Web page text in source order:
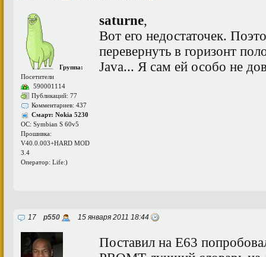
Группа:
Посетители
590001114
Публикаций: 77
Комментариев: 437
Смарт: Nokia 5230
ОС: Symbian S 60v5
Прошивка:
V40.0.003+HARD MOD
3.4
Оператор: Life:)
saturne,
Вот его недостаточек.
перевернуть в горизонт
Java... Я сам ей особо не
17 p550 15 января 2011 18:44
Поставил на Е63